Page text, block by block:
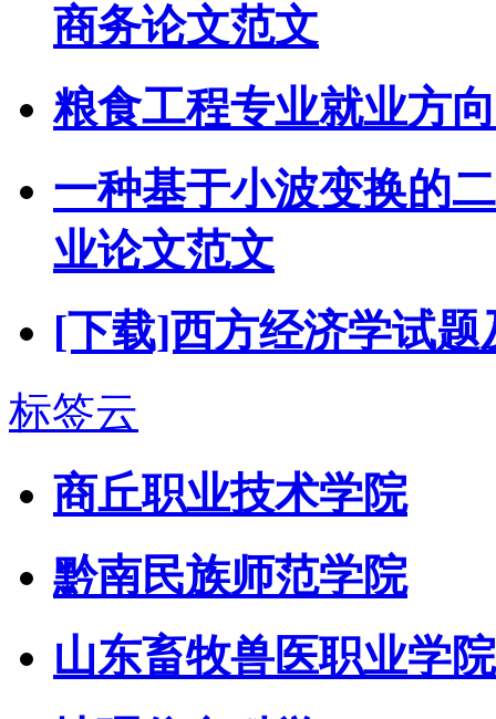
商务论文范文
粮食工程专业就业方
一种基于小波变换的
业论文范文
[下载]西方经济学试题
标签云
商丘职业技术学院
黔南民族师范学院
山东畜牧兽医职业学院